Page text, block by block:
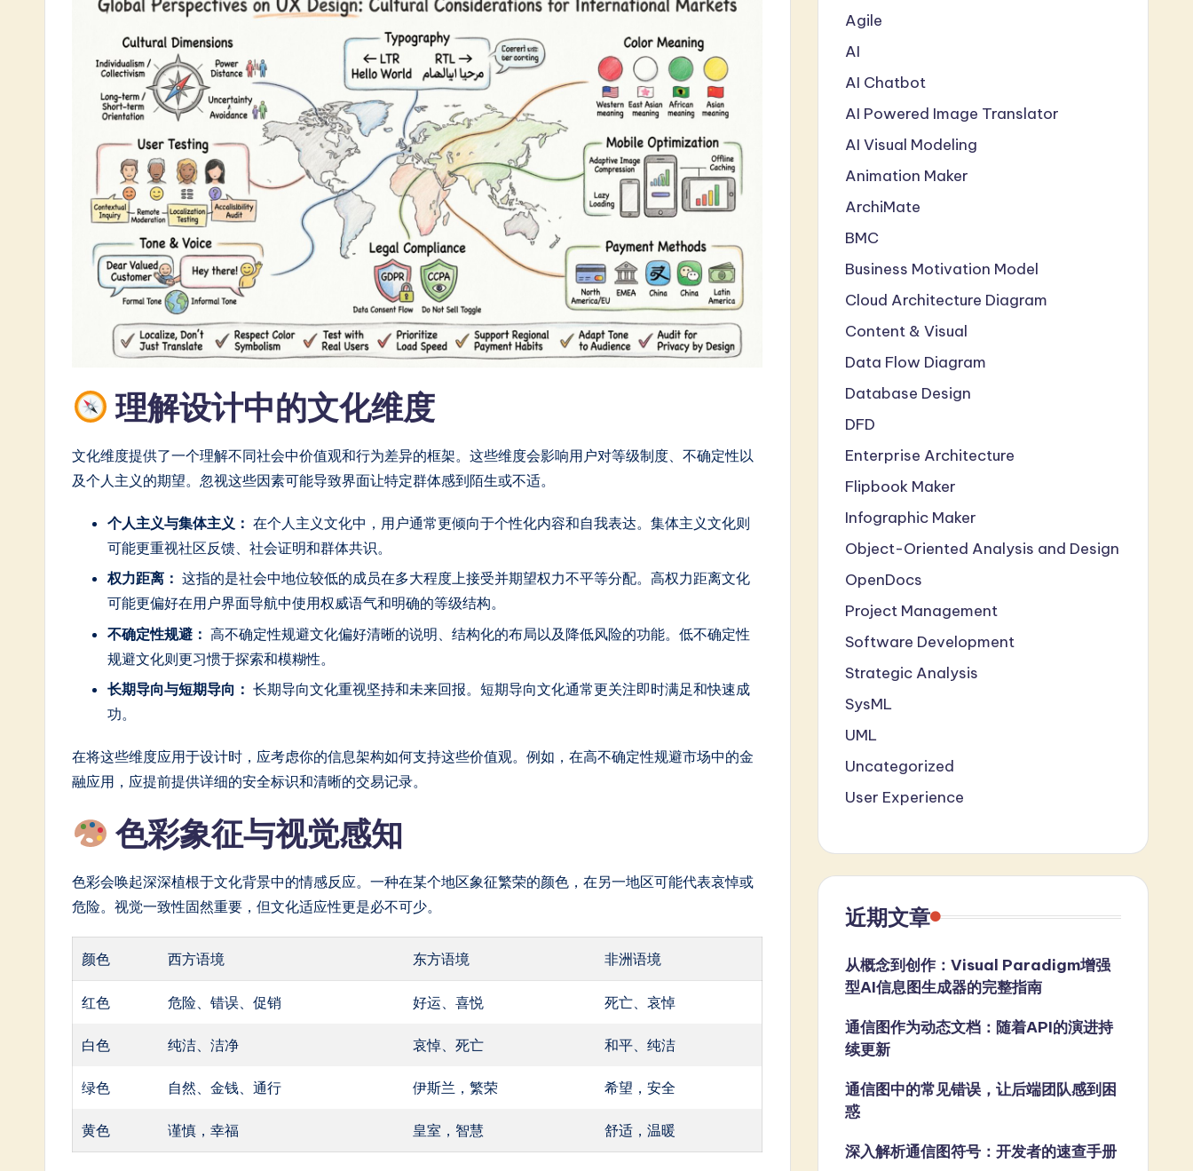
ft
理解设计中的文化维度
文化维度提供了一个理解不同社会中价值观和行为差异的框架。这些维度会影响用户对等级制度、不确定性以
及个人主义的期望。忽视这些因素可能导致界面让特定群体感到陌生或不适。
个人主义与集体主义： 在个人主义文化中，用户通常更倾向于个性化内容和自我表达。集体主义文化则
可能更重视社区反馈、社会证明和群体共识。
权力距离： 这指的是社会中地位较低的成员在多大程度上接受并期望权力不平等分配。高权力距离文化
可能更偏好在用户界面导航中使用权威语气和明确的等级结构。
不确定性规避： 高不确定性规避文化偏好清晰的说明、结构化的布局以及降低风险的功能。低不确定性
规避文化则更习惯于探索和模糊性。
长期导向与短期导向： 长期导向文化重视坚持和未来回报。短期导向文化通常更关注即时满足和快速成
功。
在将这些维度应用于设计时，应考虑你的信息架构如何支持这些价值观。例如，在高不确定性规避市场中的金
融应用，应提前提供详细的安全标识和清晰的交易记录。
色彩象征与视觉感知
色彩会唤起深深植根于文化背景中的情感反应。一种在某个地区象征繁荣的颜色，在另一地区可能代表哀悼或
危险。视觉一致性固然重要，但文化适应性更是必不可少。
颜色 西方语境 东方语境 非洲语境
红色 危险、错误、促销 好运、喜悦 死亡、哀悼
白色 纯洁、洁净 哀悼、死亡 和平、纯洁
绿色 自然、金钱、通行 伊斯兰，繁荣 希望，安全
黄色 谨慎，幸福 皇室，智慧 舒适，温暖
Agile
AI
AI Chatbot
AI Powered Image Translator
AI Visual Modeling
Animation Maker
ArchiMate
BMC
Business Motivation Model
Cloud Architecture Diagram
Content & Visual
Data Flow Diagram
Database Design
DFD
Enterprise Architecture
Flipbook Maker
Infographic Maker
Object-Oriented Analysis and Design
OpenDocs
Project Management
Software Development
Strategic Analysis
SysML
UML
Uncategorized
User Experience
近期文章
从概念到创作：Visual Paradigm增强
型AI信息图生成器的完整指南
通信图作为动态文档：随着API的演进持
续更新
通信图中的常见错误，让后端团队感到困
惑
深入解析通信图符号：开发者的速查手册